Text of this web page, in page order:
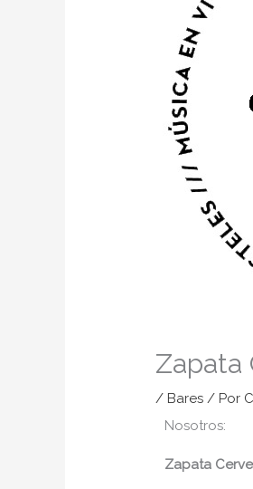
Zapata
/ Bares / Por
Nosotros:
Zapata